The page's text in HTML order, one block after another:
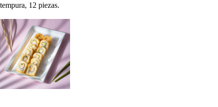
tempura, 12 piezas.